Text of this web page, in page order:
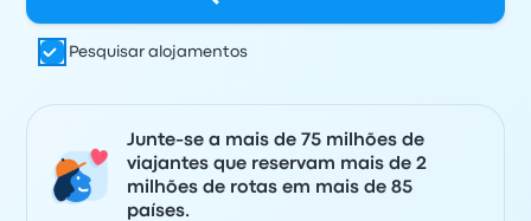
Pesquisar alojamentos
Junte-se a mais de 75 milhões de
viajantes que reservam mais de 2
milhões de rotas em mais de 85
países.